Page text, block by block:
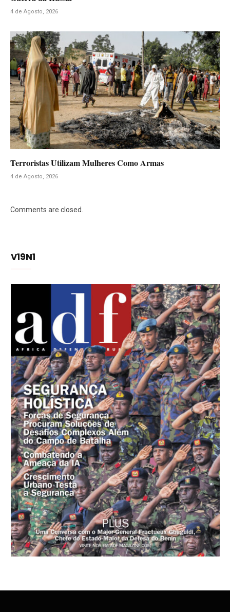
4 de Agosto, 2026
Terroristas Utilizam Mulheres Como Armas
4 de Agosto, 2026
Comments are closed.
V19N1